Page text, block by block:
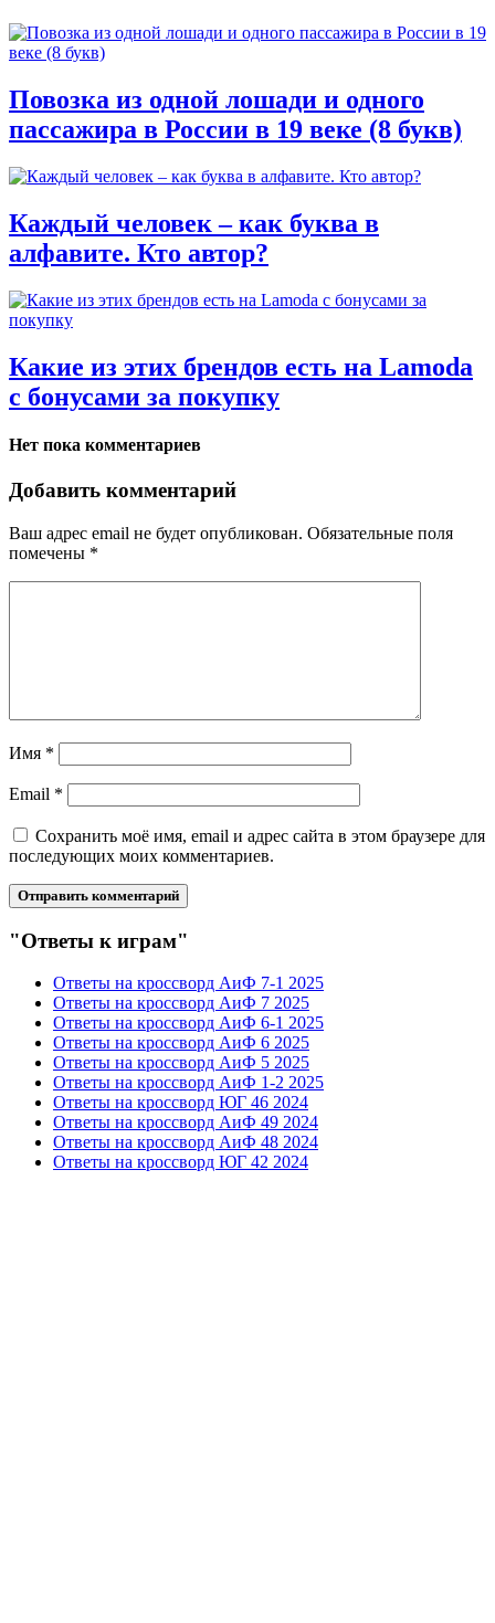
Повозка из одной лошади и одного
пассажира в России в 19 веке (8 букв)
Каждый человек – как буква в
алфавите. Кто автор?
Какие из этих брендов есть на Lamoda
с бонусами за покупку
Нет пока комментариев
Добавить комментарий
Ваш адрес email не будет опубликован. Обязательные поля
помечены *
Имя *
Email *
Сохранить моё имя, email и адрес сайта в этом браузере для
последующих моих комментариев.
"Ответы к играм"
Ответы на кроссворд АиФ 7-1 2025
Ответы на кроссворд АиФ 7 2025
Ответы на кроссворд АиФ 6-1 2025
Ответы на кроссворд АиФ 6 2025
Ответы на кроссворд АиФ 5 2025
Ответы на кроссворд АиФ 1-2 2025
Ответы на кроссворд ЮГ 46 2024
Ответы на кроссворд АиФ 49 2024
Ответы на кроссворд АиФ 48 2024
Ответы на кроссворд ЮГ 42 2024